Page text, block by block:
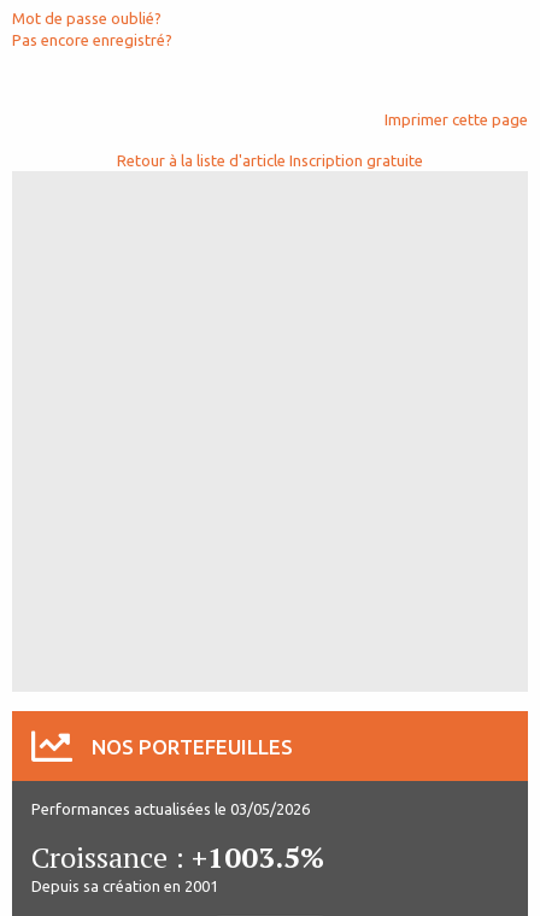
Mot de passe oublié?
Pas encore enregistré?
Imprimer cette page
Retour à la liste d'article Inscription gratuite
NOS PORTEFEUILLES
Performances actualisées le 03/05/2026
Croissance : +1003.5%
Depuis sa création en 2001